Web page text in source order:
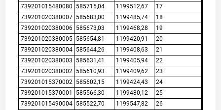
739201015480080
585715,04 1199512,67
17
739201020380007 585683,00 1199485,74
18
739201020380006 585673,03 1199468,28
19
739201020380005 585654,81 1199420,91
20
739201020380004 585644,26 1199408,63
21
739201020380003
585631,41 1199405,94
22
739201020380002 585610,93 1199409,62
23
739201015370002 585602,15 1199424,43
24
739201015370001
585566,30 1199480,12
25
739201015490004 585522,70 1199547,82
26